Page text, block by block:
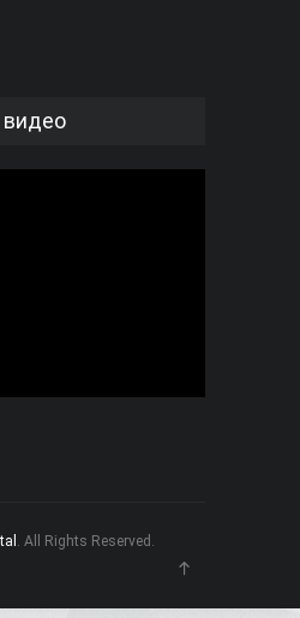
видео
. All Rights Reserved.